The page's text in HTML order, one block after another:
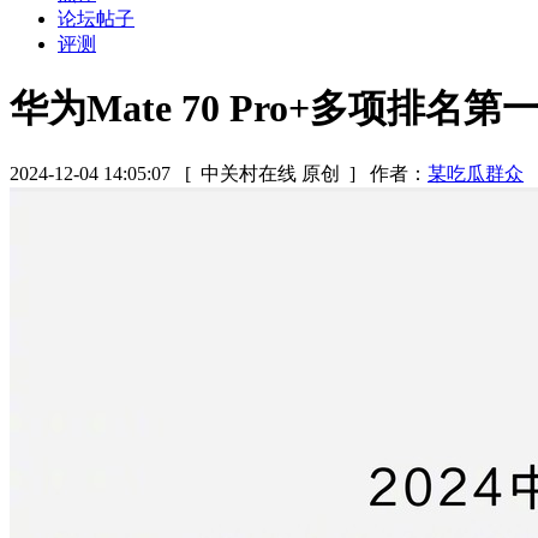
论坛帖子
评测
华为Mate 70 Pro+多项排名第
2024-12-04 14:05:07 [ 中关村在线 原创 ] 作者： 某吃瓜群众